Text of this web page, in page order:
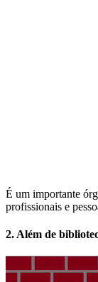
É um importante
profissionais e
2. Além de